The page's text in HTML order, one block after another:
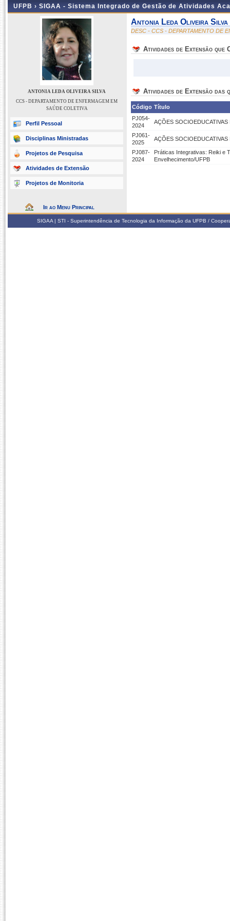
UFPB › SIGAA - Sistema Integrado de Gestão de Atividades
ANTONIA LEDA OLIVEIRA SILVA
CCS - DEPARTAMENTO DE ENFERMAGEM EM
SAÚDE COLETIVA
Perfil Pessoal
Disciplinas Ministradas
Projetos de Pesquisa
Atividades de Extensão
Projetos de Monitoria
Ir ao Menu Principal
Antonia Leda Oliveira Silva
DESC - CCS - DEPARTAMENTO DE
Atividades de Extensão que
Atividades de Extensão das
Código Título
PJ054-
2024
AÇÕES
PJ061-
2025
AÇÕES
PJ087-
2024
Práticas Integrativas: Reiki e
Envelhecimento/UFPB
SIGAA | STI - Superintendência de Tecnologia da Informação da UFPB /